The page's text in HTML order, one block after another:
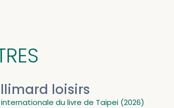
loisirs
internationale du livre de Taipei (2026)